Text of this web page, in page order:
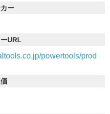
ー
URL
powertools/prod